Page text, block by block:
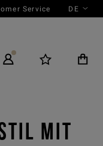
Service DE
MIT